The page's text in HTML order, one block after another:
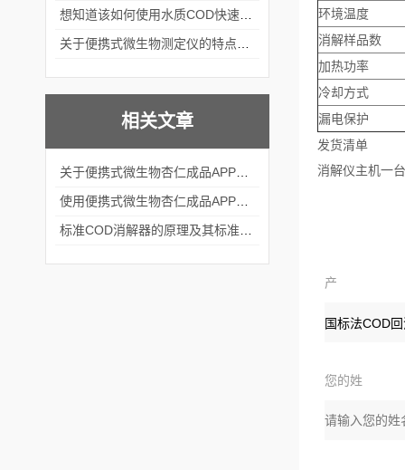
相关文章
环境温度
消解样品数
加热功率
冷却方式
漏电保护
发货清单
消解仪主机
产
品：
您的姓
名：